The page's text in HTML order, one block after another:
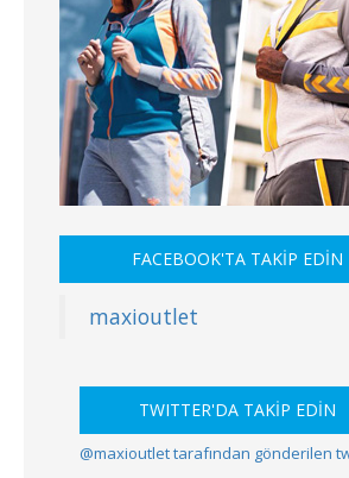
FACEBOOK'TA TAKİP EDİN
maxioutlet
TWITTER'DA TAKİP EDİN
@maxioutlet tarafından gönderilen